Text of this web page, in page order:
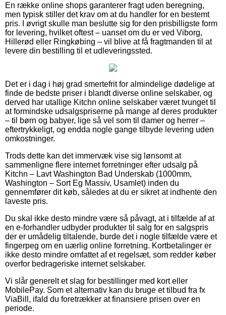
En række online shops garanterer fragt uden beregning,
men typisk stiller det krav om at du handler for en bestemt
pris. I øvrigt skulle man beslutte sig for den prisbilligste form
for levering, hvilket oftest – uanset om du er ved Viborg,
Hillerød eller Ringkøbing – vil blive at få fragtmanden til at
levere din bestilling til et udleveringssted.
Det er i dag i høj grad smertefrit for almindelige dødelige at
finde de bedste priser i blandt diverse online selskaber, og
derved har utallige Kitchn online selskaber været tvunget til
at formindske udsalgspriserne på mange af deres produkter
– til børn og babyer, lige så vel som til damer og herrer –
eftertrykkeligt, og endda nogle gange tilbyde levering uden
omkostninger.
Trods dette kan det immervæk vise sig lønsomt at
sammenligne flere internet forretninger efter udsalg på
Kitchn – Lavt Washington Bad Underskab (1000mm,
Washington – Sort Eg Massiv, Usamlet) inden du
gennemfører dit køb, således at du er sikret at indhente den
laveste pris.
Du skal ikke desto mindre være så påvagt, at i tilfælde af at
en e-forhandler udbyder produkter til salg for en salgspris
der er umådelig tiltalende, burde det i nogle tilfælde være et
fingerpeg om en uærlig online forretning. Kortbetalinger er
ikke desto mindre omfattet af et regelsæt, som redder køber
overfor bedrageriske internet selskaber.
Vi slår generelt et slag for bestillinger med kort eller
MobilePay. Som et alternativ kan du bruge et tilbud fra fx
ViaBill, ifald du foretrækker at finansiere prisen over en
periode.